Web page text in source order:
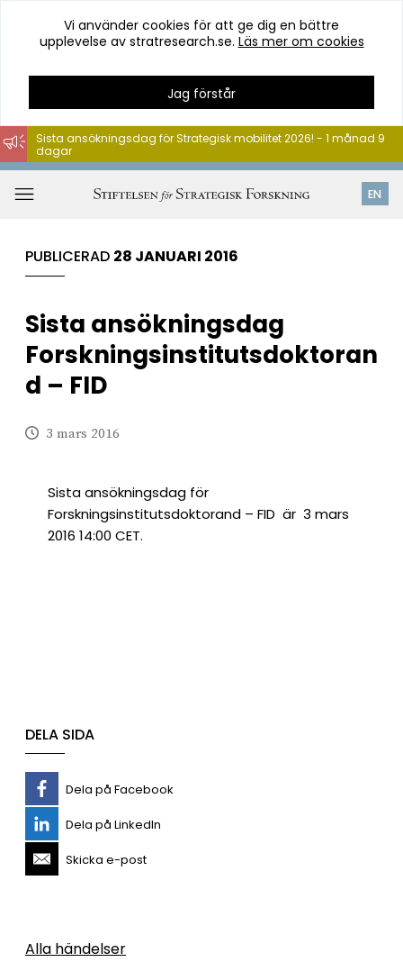
Hoppa
till
innehåll
Vi använder cookies för att ge dig en bättre
upplevelse av stratresearch.se. Läs mer om cookies
Jag förstår
EN
Sista ansökningsdag för Strategisk mobilitet 2026! - 1 månad 9
dagar
PUBLICERAD 28 JANUARI 2016
Sista ansökningsdag
Forskningsinstitutsdoktoran
d – FID
3 mars 2016
Sista ansökningsdag för
Forskningsinstitutsdoktorand – FID är 3 mars
2016 14:00 CET.
DELA SIDA
Dela på Facebook
Dela på LinkedIn
Skicka e-post
Alla händelser